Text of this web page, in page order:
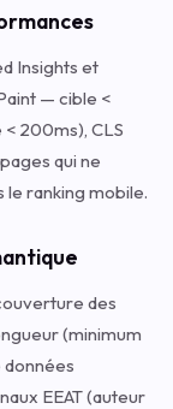
Insights et
— cible <
200ms), CLS
qui ne
le ranking mobile.
des
(minimum
EEAT (auteur